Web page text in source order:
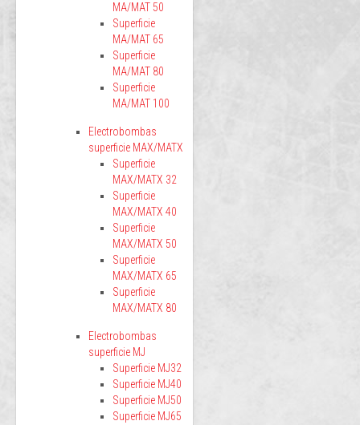
MA/MAT 50
Superficie
MA/MAT 65
Superficie
MA/MAT 80
Superficie
MA/MAT 100
Electrobombas
superficie MAX/MATX
Superficie
MAX/MATX 32
Superficie
MAX/MATX 40
Superficie
MAX/MATX 50
Superficie
MAX/MATX 65
Superficie
MAX/MATX 80
Electrobombas
superficie MJ
Superficie MJ32
Superficie MJ40
Superficie MJ50
Superficie MJ65